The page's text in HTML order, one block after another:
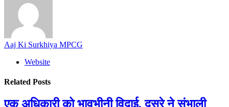
Aaj Ki Surkhiya MPCG
Website
Related Posts
एक अधिकारी को भावभीनी विदाई, दूसरे ने संभाली